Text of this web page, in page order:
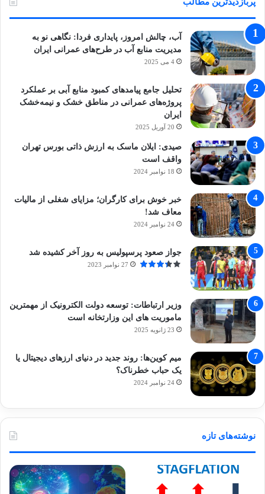
آب، چالش امروز، پایداری فردا: نگاهی نو به
مدیریت منابع آب در طرح‌های عمرانی ایران
4 می 2025
تحلیل جامع پیامدهای کمبود منابع آبی بر عملکرد
پروژه‌های عمرانی در مناطق خشک و نیمه‌خشک
ایران
20 آوریل 2025
صیدی: ایلان ماسک به ارزش ذاتی بورس تهران
واقف است
18 نوامبر 2024
خبر خوش برای کارگران؛ مزایای شغلی از مالیات
معاف شد!
24 نوامبر 2024
جواز صعود پرسپولیس به روز آخر کشیده شد
27 نوامبر 2023
وزیر ارتباطات: توسعه دولت الکترونیک از مهمترین
ماموریت های این وزارتخانه است
23 ژانویه 2025
میم کوین‌ها: روند جدید در دنیای ارزهای دیجیتال یا
یک حباب خطرناک؟
24 نوامبر 2024
نوشته‌های تازه